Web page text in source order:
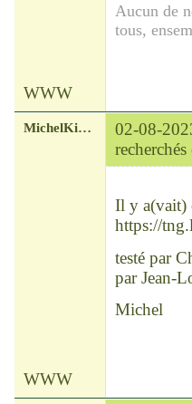
Aucun de
tous,
WWW
MichelKirsch 02-08-
Il y a(vait)
https://
testé par
par Jean-
Michel
WWW